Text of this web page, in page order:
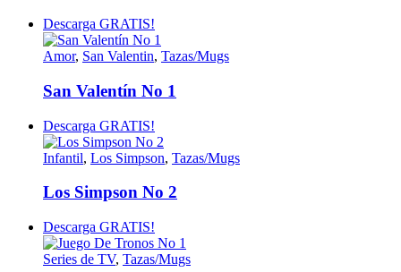
Descarga GRATIS!
Amor, San Valentin, Tazas/Mugs
San Valentín No 1
Descarga GRATIS!
Infantil, Los Simpson, Tazas/Mugs
Los Simpson No 2
Descarga GRATIS!
Series de TV, Tazas/Mugs